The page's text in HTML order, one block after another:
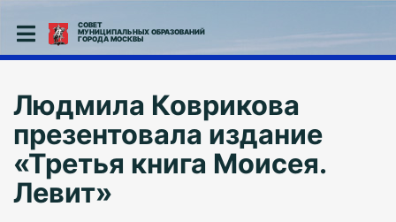
СОВЕТ
МУНИЦИПАЛЬНЫХ ОБРАЗОВАНИЙ
ГОРОДА МОСКВЫ
Людмила Коврикова
презентовала издание
«Третья книга Моисея.
Левит»